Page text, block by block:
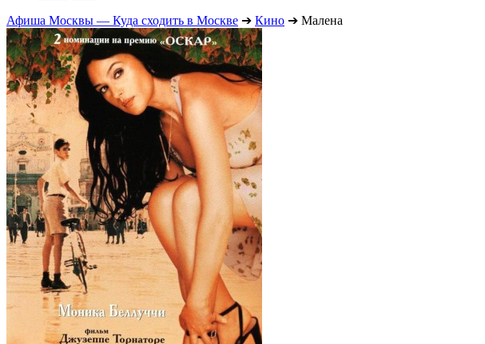
Афиша Москвы — Куда сходить в Москве ➔ Кино ➔ Малена